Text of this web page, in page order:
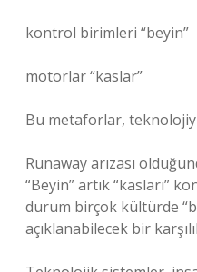
kontrol birimleri “beyin”
motorlar “kaslar”
Bu metaforlar,
Runaway arızası
“Beyin” artık “kasları”
durum birçok kültürde
açıklanabilecek bir